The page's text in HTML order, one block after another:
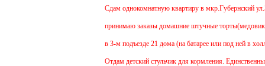
Cдам однокомнатную квартиру в мкр.Губернский
принимаю заказы домашние штучные торты(медовик,
в 3-м подъезде 21 дома (на батарее или под ней в
Отдам детский стульчик для кормления.